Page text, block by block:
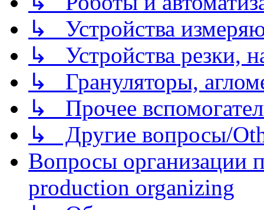
↳ Устройства
↳ Устройства резки,
↳ Грануляторы,
↳ Прочее
↳ Другие вопросы/
Вопросы организации
production organizing